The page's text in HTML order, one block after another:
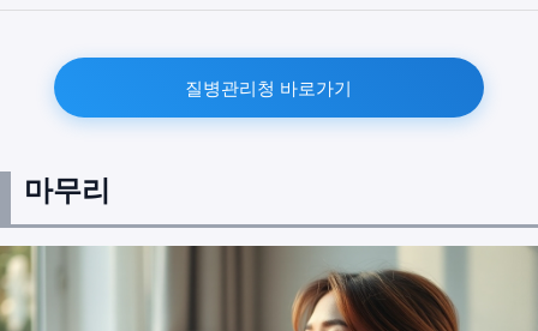
질병관리청 바로가기
마무리